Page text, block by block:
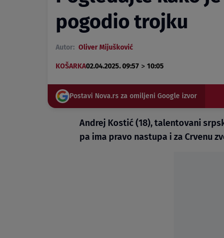
pogodio trojku
Autor: Oliver Mijušković
KOŠARKA02.04.2025. 09:57 > 10:05
Postavi Nova.rs za omiljeni Google izvor
Andrej Kostić (18), talentovani
pa ima pravo nastupa i za Crvenu